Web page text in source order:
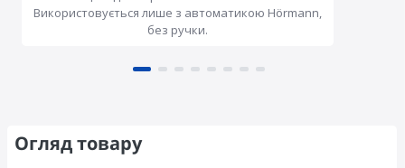
Використовується лише з автоматикою Hörmann,
без ручки.
Огляд товару